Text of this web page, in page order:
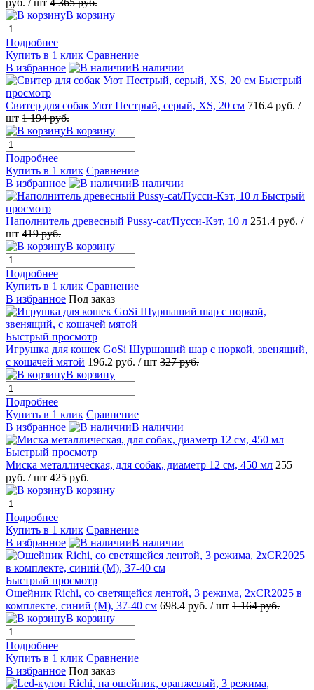
руб. / шт 4 365руб.
В корзину
Подробнее
Купить в 1 клик Сравнение
В избранное
В наличии
Быстрый
просмотр
Свитер для собак Уют Пестрый, серый, XS, 20 см 716.4 руб. /
шт 1 194руб.
В корзину
Подробнее
Купить в 1 клик Сравнение
В избранное
В наличии
Быстрый
просмотр
Наполнитель древесный Pussy-cat/Пусси-Кэт, 10 л 251.4 руб. /
шт 419руб.
В корзину
Подробнее
Купить в 1 клик Сравнение
В избранное Под заказ
Быстрый просмотр
Игрушка для кошек GoSi Шуршаший шар с норкой, звенящий,
с кошачей мятой 196.2 руб. / шт 327руб.
В корзину
Подробнее
Купить в 1 клик Сравнение
В избранное
В наличии
Быстрый просмотр
Миска металлическая, для собак, диаметр 12 см, 450 мл 255
руб. / шт 425руб.
В корзину
Подробнее
Купить в 1 клик Сравнение
В избранное
В наличии
Быстрый просмотр
Ошейник Richi, со светящейся лентой, 3 режима, 2xCR2025 в
комплекте, синий (M), 37-40 см 698.4 руб. / шт 1 164руб.
В корзину
Подробнее
Купить в 1 клик Сравнение
В избранное Под заказ